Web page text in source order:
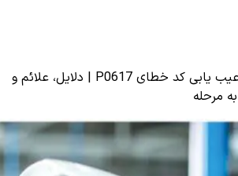
راهنمای جامع عیب یابی کد خطای P0617 | دلایل، علائم و
مرحله